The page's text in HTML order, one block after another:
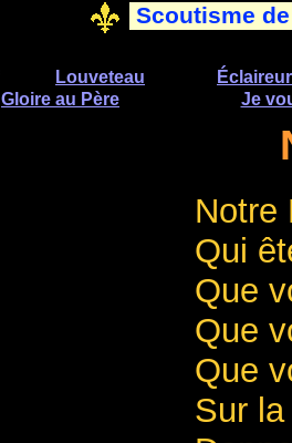
Scoutisme
Louveteau
Éclaireur
Gloire au Père
Je
Notre
Qui
Que
Que
Que
Sur